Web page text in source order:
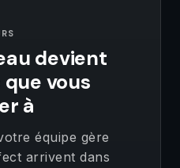
devient
vous
à
équipe gère
arrivent dans